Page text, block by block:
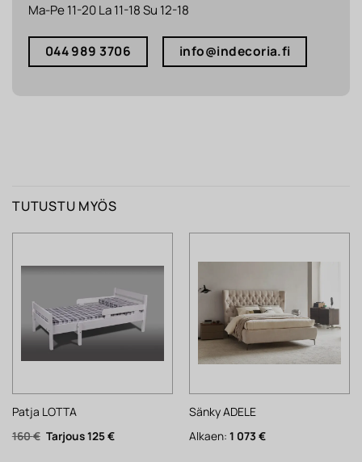
Ma-Pe 11-20 La 11-18 Su 12-18
044 989 3706 info@indecoria.fi
TUTUSTU MYÖS
Patja LOTTA
160€ Alkuperäinen
hinta
125€Nykyinen
Sänky ADELE
Alkaen: 1 073 €